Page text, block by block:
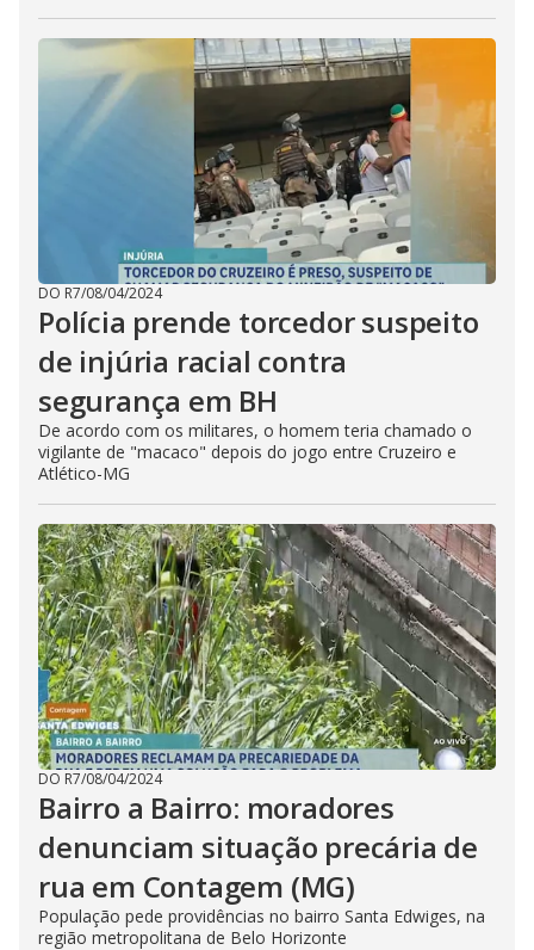
DO R7/08/04/2024
Polícia prende torcedor suspeito
de injúria racial contra
segurança em BH
De acordo com os militares, o homem teria chamado o
vigilante de "macaco" depois do jogo entre Cruzeiro e
Atlético-MG
DO R7/08/04/2024
Bairro a Bairro: moradores
denunciam situação precária de
rua em Contagem (MG)
População pede providências no bairro Santa Edwiges, na
região metropolitana de Belo Horizonte